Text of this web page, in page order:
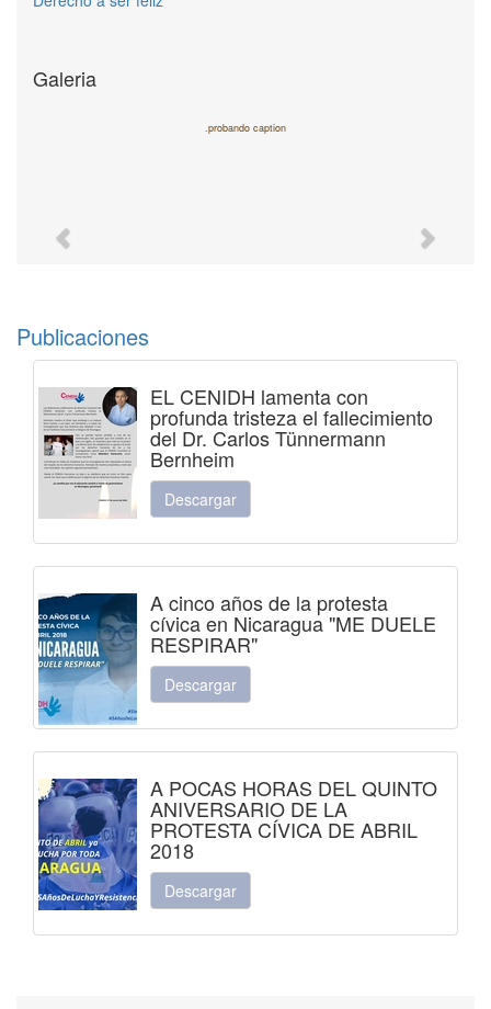
Galeria
.probando caption
Previous Next
Publicaciones
EL CENIDH lamenta con
profunda tristeza el fallecimiento
del Dr. Carlos Tünnermann
Bernheim
Descargar
A cinco años de la protesta
cívica en Nicaragua "ME DUELE
RESPIRAR"
Descargar
A POCAS HORAS DEL QUINTO
ANIVERSARIO DE LA
PROTESTA CÍVICA DE ABRIL
2018
Descargar